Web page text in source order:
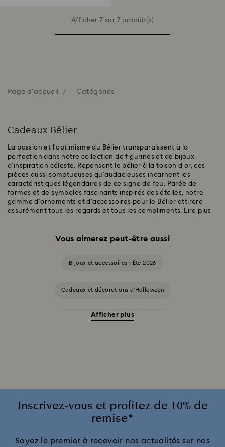
Afficher 7 sur 7 produit(s)
Page d'accueil Catégories
Cadeaux Bélier
La passion et l’optimisme du Bélier transparaissent à la
perfection dans notre collection de figurines et de bijoux
d’inspiration céleste. Repensant le bélier à la toison d’or, ces
pièces aussi somptueuses qu’audacieuses incarnent les
caractéristiques légendaires de ce signe de feu. Parée de
formes et de symboles fascinants inspirés des étoiles, notre
gamme d’ornements et d’accessoires pour le Bélier attirera
assurément tous les regards et tous les compliments. Lire plus
Vous aimerez peut-être aussi
Bijoux et accessoires : Été 2026
Cadeaux et décorations d’Halloween
Accessoires et figurines Cheshire Cat
Afficher plus
Inscrivez-vous et profitez de 10% de
remise*
Soyez le premier à recevoir nos actualités sur nos